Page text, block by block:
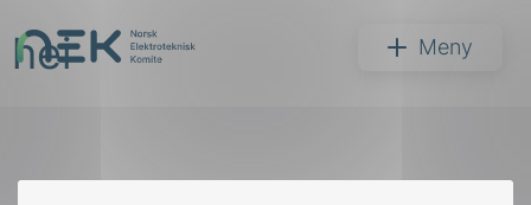
til
innhold
NEK Meny
hei